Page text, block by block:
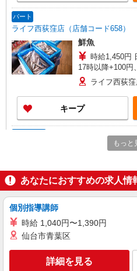
パート
ライフ西荻窪店（店舗コード658）
鮮魚
時給1,450円 日曜祝日手当+100円、時間帯手当
17時以降+100円
ライフ西荻
キープ
ライフ西荻窪店（店舗コード658）
時給1,310円
ライフ西荻
ライフ西荻窪店（店舗コード658）
衣料品
もっと
あなたにおすすめの求人情
個別指導講師
時給 1,040円〜1,390円
仙台市青葉区
詳細を見る